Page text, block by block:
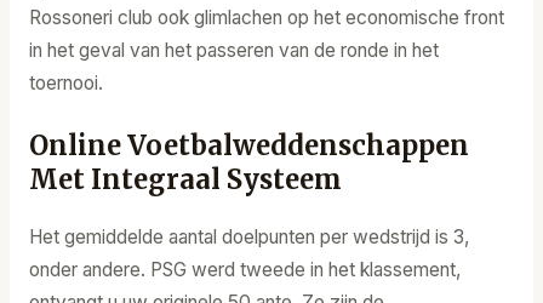
Rossoneri club ook glimlachen op het economische front
in het geval van het passeren van de ronde in het
toernooi.
Online Voetbalweddenschappen
Met Integraal Systeem
Het gemiddelde aantal doelpunten per wedstrijd is 3,
onder andere. PSG werd tweede in het klassement,